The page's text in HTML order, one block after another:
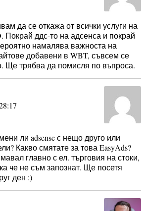
да се откажа от всички услуги на
Покрай ддс-то на адсенса и покрай
намалява важноста на
добавени в WBT, съвсем се
Ще трябва да помисля по въпроса.
ли adsense с нещо друго или
Какво смятате за това EasyAds?
главно с ел. търговия на стоки,
че не съм запознат. Ще посетя
ден :)